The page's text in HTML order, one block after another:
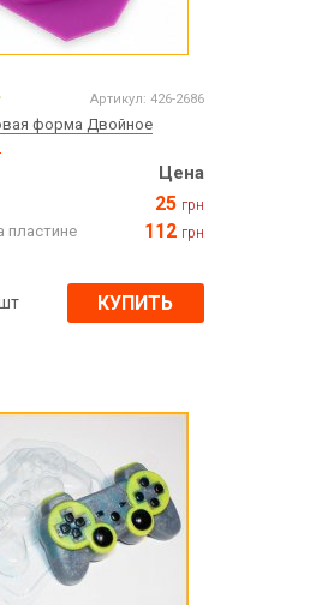
Артикул: 426-2686
форма Двойное
Цена
25 грн
пластине 112 грн
КУПИТЬ